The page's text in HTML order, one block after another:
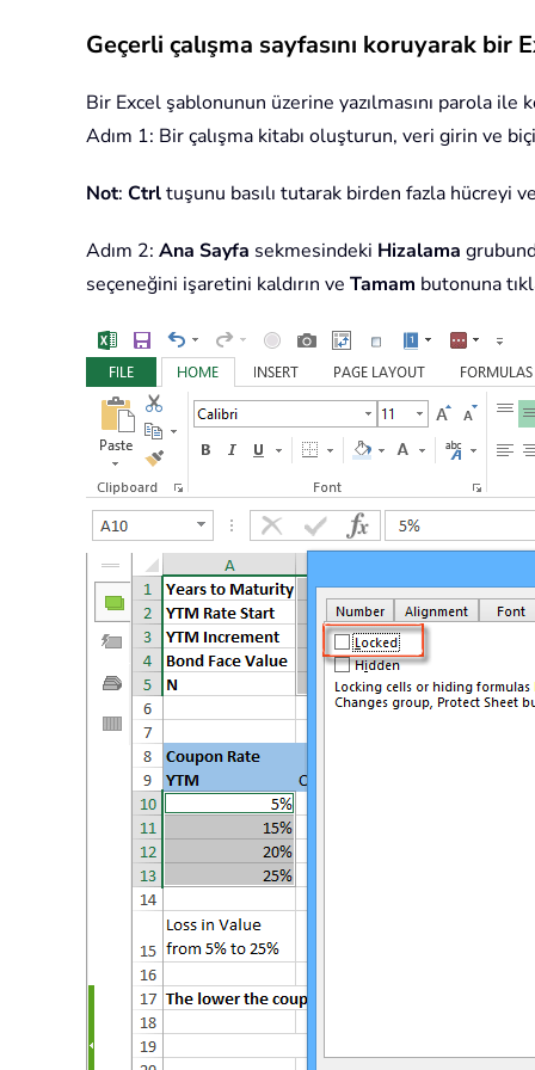
Geçerli çalışma sayfasını koruyarak bir
Bir Excel şablonunun üzerine yazılmasını parola
Adım 1: Bir çalışma kitabı oluşturun, veri girin ve
Not: Ctrltuşunu basılı tutarak birden fazla hücreyi
Adım 2: Ana Sayfa sekmesindeki Hizalama
seçeneğini işaretini kaldırın ve Tamam butonuna